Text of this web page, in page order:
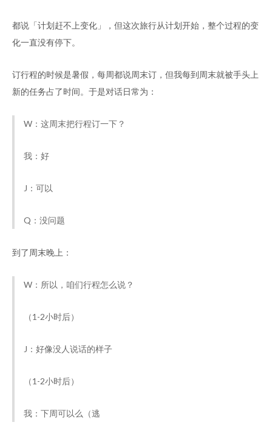
都说「计划赶不上变化」，但这次旅行从计划开始，整个过程的变
化一直没有停下。
订行程的时候是暑假，每周都说周末订，但我每到周末就被手头上
新的任务占了时间。于是对话日常为：
W：这周末把行程订一下？
我：好
J：可以
Q：没问题
到了周末晚上：
W：所以，咱们行程怎么说？
（1-2小时后）
J：好像没人说话的样子
（1-2小时后）
我：下周可以么（逃